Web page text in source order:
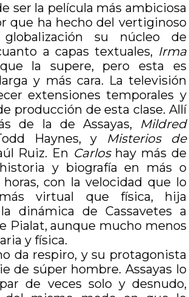
ser la película más ambiciosa
que ha hecho del vertiginoso
su núcleo de
a capas textuales, Irma
la supere, pero esta es
y más cara. La televisión
extensiones temporales y
producción de esta clase. Allí
de la de Assayas,
Mildred
Haynes, y Misterios de
Ruiz. En Carloshay más de
y biografía en más o
con la velocidad que lo
más virtual que física, hija
dinámica de Cassavetes a
Pialat, aunque mucho menos
y física.
da respiro, y su protagonista
de súper hombre. Assayas lo
de veces solo y desnudo,